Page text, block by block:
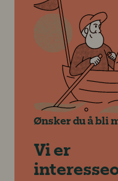
Ønsker du å bli
Vi er